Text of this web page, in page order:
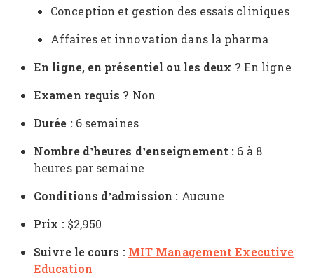
Conception et gestion des essais cliniques
Affaires et innovation dans la pharma
En ligne, en présentiel ou les deux ? En ligne
Examen requis ? Non
Durée :6 semaines
Nombre d’heures d’enseignement : 6 à 8
heures par semaine
Conditions d’admission : Aucune
Prix :$2,950
Suivre le cours : MIT Management Executive
Education